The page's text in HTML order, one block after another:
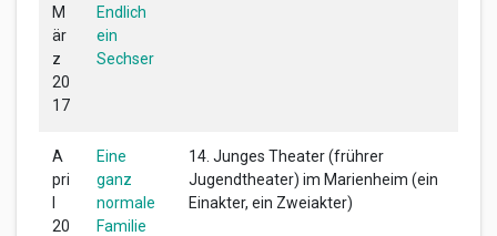
M
är
z
20
17
Endlich
ein
Sechser
A
pri
20
Eine
ganz
normale
Familie
14. Junges Theater (frührer
Jugendtheater) im Marienheim (ein
Einakter, ein Zweiakter)